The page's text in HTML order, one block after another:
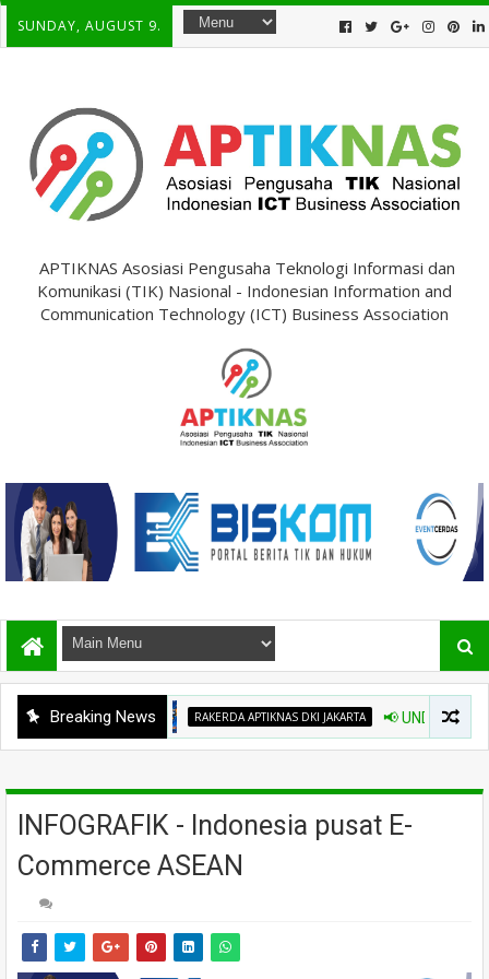
SUNDAY, AUGUST 9.
APTIKNAS Asosiasi Pengusaha Teknologi Informasi dan
Komunikasi (TIK) Nasional - Indonesian Information and
Communication Technology (ICT) Business Association
Breaking News RAKERDA APTIKNAS DKI JAKARTA 📢 UNDANGAN
INFOGRAFIK - Indonesia pusat E-
Commerce ASEAN